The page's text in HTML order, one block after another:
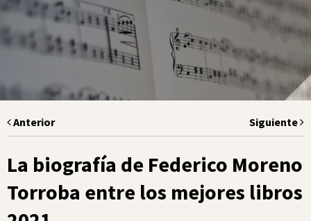
Anterior Siguiente
La biografía de Federico Moreno
Torroba entre los mejores libros